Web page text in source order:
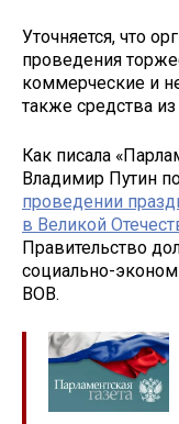
Уточняется, что
проведения
коммерческие и
также средства
Как писала
Владимир Путин
проведении
в Великой
Правительство
социально-
ВОВ.